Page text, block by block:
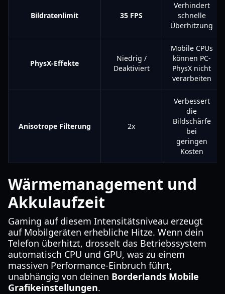
Bildratenlimit 35 FPS
Verhindert
schnelle
Überhitzung
PhysX-Effekte
Niedrig /
Deaktiviert
Mobile CPUs
können PC-
PhysX nicht
verarbeiten
Anisotrope Filterung 2x
Verbessert
die
Bildschärfe
bei
geringen
Kosten
Wärmemanagement und
Akkulaufzeit
Gaming auf diesem Intensitätsniveau erzeugt
auf Mobilgeräten erhebliche Hitze. Wenn dein
Telefon überhitzt, drosselt das Betriebssystem
automatisch CPU und GPU, was zu einem
massiven Performance-Einbruch führt,
unabhängig von deinen Borderlands Mobile
Grafikeinstellungen.